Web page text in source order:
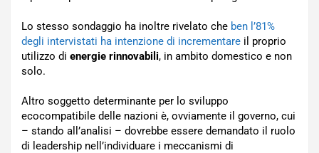
Lo stesso sondaggio ha inoltre rivelato che ben l’81%
degli intervistati ha intenzione di incrementare il proprio
utilizzo di energie rinnovabili, in ambito domestico e non
solo.
Altro soggetto determinante per lo sviluppo
ecocompatibile delle nazioni è, ovviamente il governo, cui
– stando all’analisi – dovrebbe essere demandato il ruolo
di leadership nell’individuare i meccanismi di